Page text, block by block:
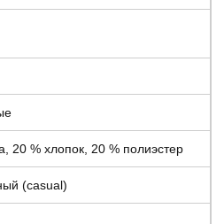
20 % хлопок, 20 % полиэстер
(casual)